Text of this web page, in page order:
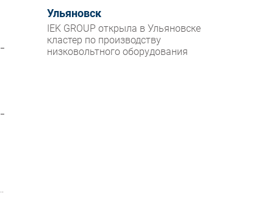
Ульяновск
IEK GROUP открыла в Ульяновске
кластер по производству
низковольтного оборудования